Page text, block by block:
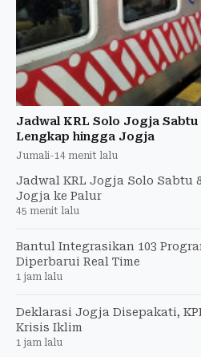
Jadwal KRL Solo Jogja Sabtu
Lengkap hingga Jogja
Jumali-14 menit lalu
Jadwal KRL Jogja Solo Sabtu
Jogja ke Palur
45 menit lalu
Bantul Integrasikan 103
Diperbarui Real Time
1 jam lalu
Deklarasi Jogja Disepakati,
Krisis Iklim
1 jam lalu